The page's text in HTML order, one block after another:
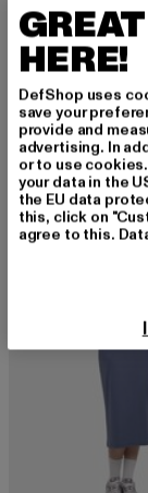
CLOUD5IVE
COLORBLOCK
16,01 EUR
Derzeitiger Preis:
17,99 EUR
-60%
HERE!
DefShop uses
save your
provide and
advertising. In
or to use
your data in the
the EU data
this, click on
agree to this.